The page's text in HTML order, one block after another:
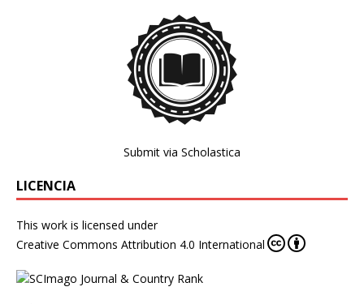
Submit via Scholastica
LICENCIA
This work is licensed under
Creative Commons Attribution 4.0 International